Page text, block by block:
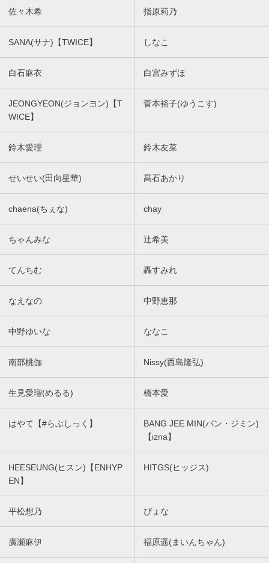
佐々木希 指原莉乃
SANA(サナ)【TWICE】 しなこ
白石麻衣 白宮みずほ
JEONGYEON(ジョンヨン)【T
WICE】
菅本裕子(ゆうこす)
鈴木愛理 鈴木友菜
せいせい(田向星華) 髙石あかり
chaena(ちぇな) chay
ちゃんみな 辻希美
てんちむ 轟すみれ
なえなの 中野恵那
中野ゆいな ななこ
南部桃伽 Nissy(西島隆弘)
生見愛瑠(めるる) 橋本愛
はやて【#らぶしっく】
BANG JEE MIN(バン・ジミン)
【izna】
HEESEUNG(ヒスン)【ENHYP
EN】
HITGS(ヒッジス)
平松想乃 ぴょな
廣瀬麻伊 福原遥(まいんちゃん)